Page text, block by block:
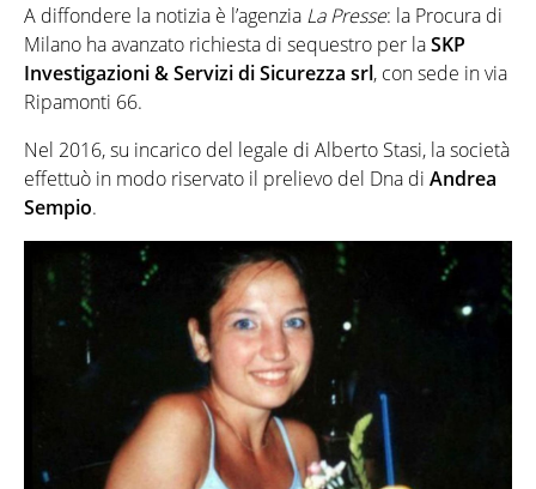
A diffondere la notizia è l’agenzia La Presse: la Procura di
Milano ha avanzato richiesta di sequestro per laSKP
Investigazioni & Servizi di Sicurezza srl, con sede in via
Ripamonti 66.
Nel 2016, su incarico del legale di Alberto Stasi, la società
effettuò in modo riservato il prelievo del Dna di Andrea
Sempio.